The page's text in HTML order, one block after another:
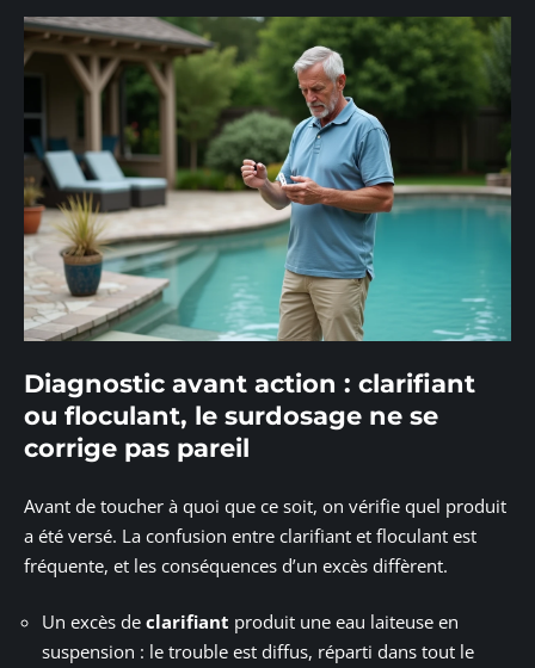
Diagnostic avant action : clarifiant
ou floculant, le surdosage ne se
corrige pas pareil
Avant de toucher à quoi que ce soit, on vérifie quel produit
a été versé. La confusion entre clarifiant et floculant est
fréquente, et les conséquences d’un excès diffèrent.
Un excès de clarifiant produit une eau laiteuse en
suspension : le trouble est diffus, réparti dans tout le